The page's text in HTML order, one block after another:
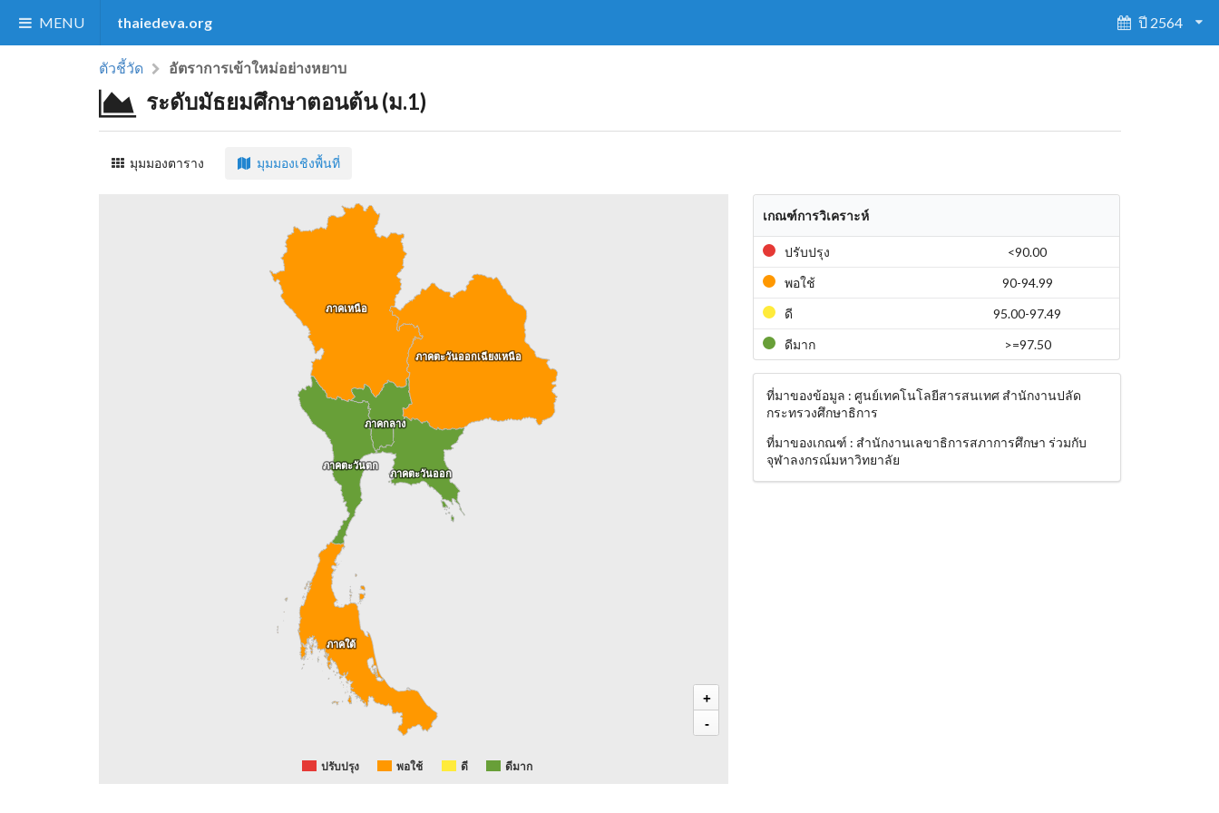
MENU thaiedeva.org ปี 2564
ตัวชี้วัด อัตราการเข้าใหม่อย่างหยาบ
ระดับมัธยมศึกษาตอนต้น (ม.1)
มุมมองตาราง มุมมองเชิงพื้นที่
+
-
ภาคเหนือ
ภาคเหนือ
ภาคกลาง
ภาคกลาง
ภาคตะวันออกเฉียงเหนือ
ภาคตะวันออกเฉียงเหนือ
ภาคใต้
ภาคใต้
ภาคตะวันออก
ภาคตะวันออก
ภาคตะวันตก
ภาคตะวันตก
ปรับปรุง พอใช้ ดี ดีมาก
เกณฑ์การวิเคราะห์
ปรับปรุง
<90.00
พอใช้
90-94.99
ดี
95.00-97.49
ดีมาก
>=97.50
ที่มาของข้อมูล : ศูนย์เทคโนโลยีสารสนเทศ สำนักงานปลัด
กระทรวงศึกษาธิการ
ที่มาของเกณฑ์ : สำนักงานเลขาธิการสภาการศึกษา ร่วมกับ
จุฬาลงกรณ์มหาวิทยาลัย